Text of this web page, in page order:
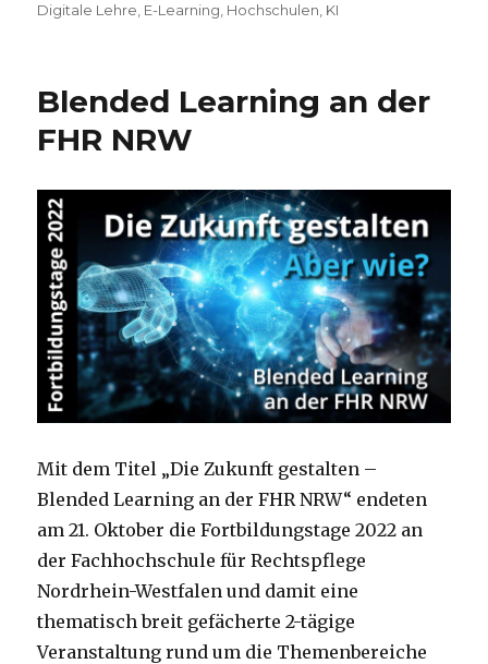
Digitale Lehre, E-Learning, Hochschulen, KI
Blended Learning an der
FHR NRW
Mit dem Titel „Die Zukunft gestalten –
Blended Learning an der FHR NRW“ endeten
am 21. Oktober die Fortbildungstage 2022 an
der Fachhochschule für Rechtspflege
Nordrhein-Westfalen und damit eine
thematisch breit gefächerte 2-tägige
Veranstaltung rund um die Themenbereiche